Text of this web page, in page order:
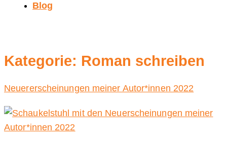
Blog
Kategorie: Roman schreiben
Neuererscheinungen meiner Autor*innen 2022